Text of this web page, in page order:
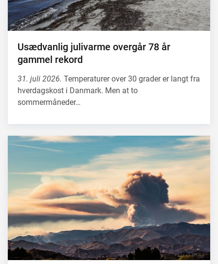
Usædvanlig julivarme overgår 78 år
gammel rekord
31. juli 2026. Temperaturer over 30 grader er langt fra
hverdagskost i Danmark. Men at to
sommermåneder…